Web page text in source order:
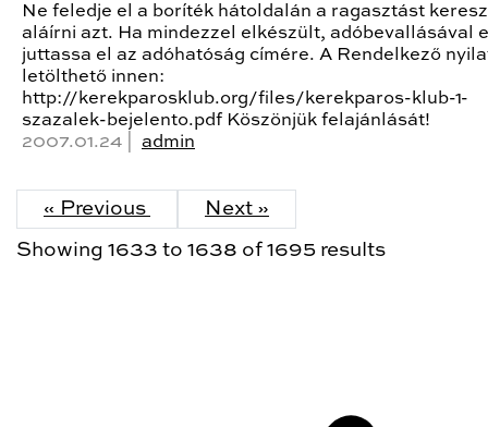
Ne feledje el a boríték hátoldalán a ragasztást
aláírni azt. Ha mindezzel elkészült, adóbevallásával
juttassa el az adóhatóság címére. A Rendelkező
letölthető innen:
http://kerekparosklub.org/files/kerekparos-klub-1-
szazalek-bejelento.pdf Köszönjük felajánlását!
2007.01.24 | admin
« Previous Next »
Showing 1633 to 1638 of 1695 results